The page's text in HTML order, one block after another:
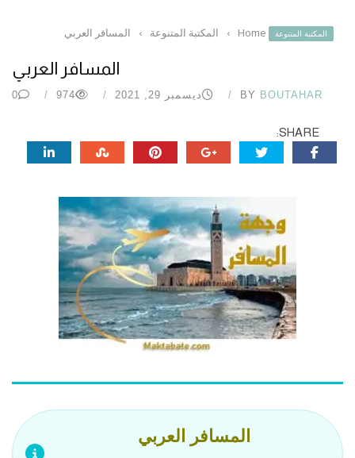
المكتبة المتنوعة Home
› المكتبة المتنوعة › المسافر العربي
المسافر العربي
BY BOUTAHAR ديسمبر 29, 2021 974
0
SHARE:
المسافر العربي